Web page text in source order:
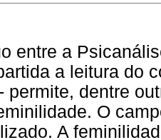
entre a
a leitura do
permite, dentre
O
A